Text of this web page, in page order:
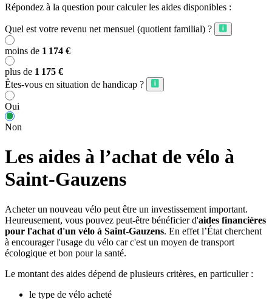
Répondez à la question pour calculer les aides disponibles :
Quel est votre revenu net mensuel (quotient familial) ?
moins de 1 174 €
plus de 1 175 €
Êtes-vous en situation de handicap ?
Oui
Non
Les aides à l’achat de vélo à
Saint-Gauzens
Acheter un nouveau vélo peut être un investissement important.
Heureusement, vous pouvez peut-être bénéficier d'aides financières
pour l'achat d'un vélo à Saint-Gauzens. En effet l’État cherchent
à encourager l'usage du vélo car c'est un moyen de transport
écologique et bon pour la santé.
Le montant des aides dépend de plusieurs critères, en particulier :
le type de vélo acheté